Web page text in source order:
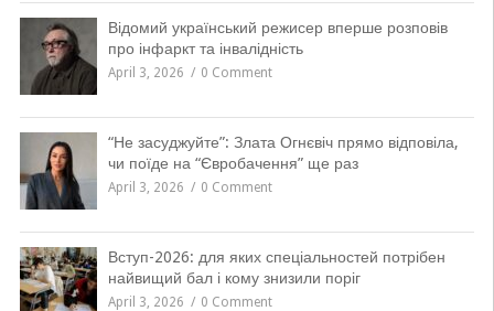
Відомий український режисер вперше розповів
про інфаркт та інвалідність
April 3, 2026 0 Comment
“Не засуджуйте”: Злата Огнєвіч прямо відповіла,
чи поїде на “Євробачення” ще раз
April 3, 2026 0 Comment
Вступ-2026: для яких спеціальностей потрібен
найвищий бал і кому знизили поріг
April 3, 2026 0 Comment